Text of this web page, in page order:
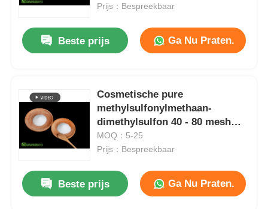
Prijs：Bespreekbaar
Beste prijs Ga Nu Praten.
Cosmetische pure
methylsulfonylmethaan-
dimethylsulfon 40 - 80 mesh
melaminevrij
MOQ：5-25
Prijs：Bespreekbaar
Beste prijs Ga Nu Praten.